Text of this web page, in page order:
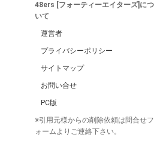
48ers [フォーティーエイターズ]につ
いて
運営者
プライバシーポリシー
サイトマップ
お問い合せ
PC版
※引用元様からの削除依頼は問合せフ
ォームよりご連絡下さい。